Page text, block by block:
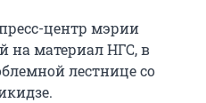
центр мэрии
на материал НГС, в
лестнице со